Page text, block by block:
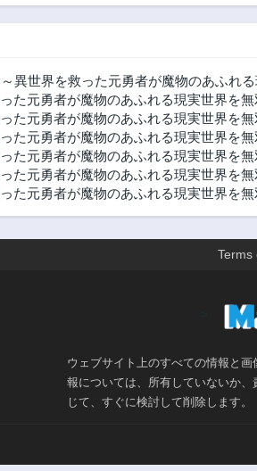
異世界を救った元勇者が魔物のあふれ
元勇者が魔物のあふれる現実世界を無
元勇者が魔物のあふれる現実世界を無
元勇者が魔物のあふれる現実世界を無
元勇者が魔物のあふれる現実世界を無
元勇者が魔物のあふれる現実世界を無
元勇者が魔物のあふれる現実世界を無
Terms
ウェブサイト上のすべての情報と
報については、所有していないか
じて、すぐに検討して削除します。